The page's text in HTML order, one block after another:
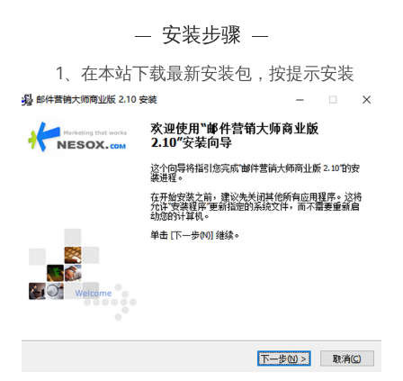
安装步骤
1、在本站下载最新安装包，按提示安装